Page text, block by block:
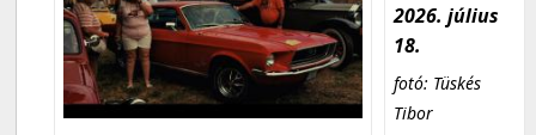
2026. július
18.
fotó: Tüskés
Tibor